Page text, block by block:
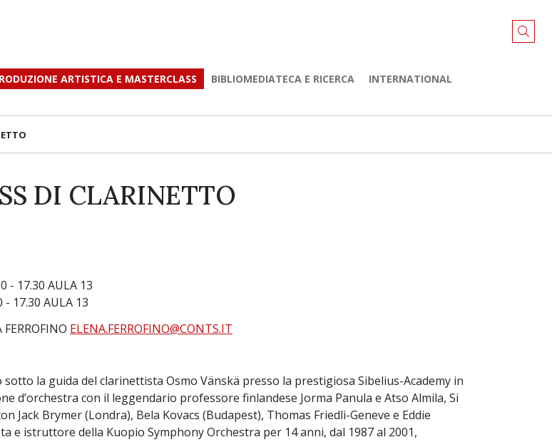
ARTISTICA E MASTERCLASS BIBLIOMEDIATECA E RICERCA
INTERNATIONAL
DI CLARINETTO
- 17.30 AULA 13
17.30 AULA 13
FERROFINO ELENA.FERROFINO@CONTS.IT
la guida del clarinettista Osmo Vänskä presso la prestigiosa Sibelius-Academy in
d’orchestra con il leggendario professore finlandese Jorma Panula e Atso Almila, Si
Jack Brymer (Londra), Bela Kovacs (Budapest), Thomas Friedli-Geneve e Eddie
e istruttore della Kuopio Symphony Orchestra per 14 anni, dal 1987 al 2001,